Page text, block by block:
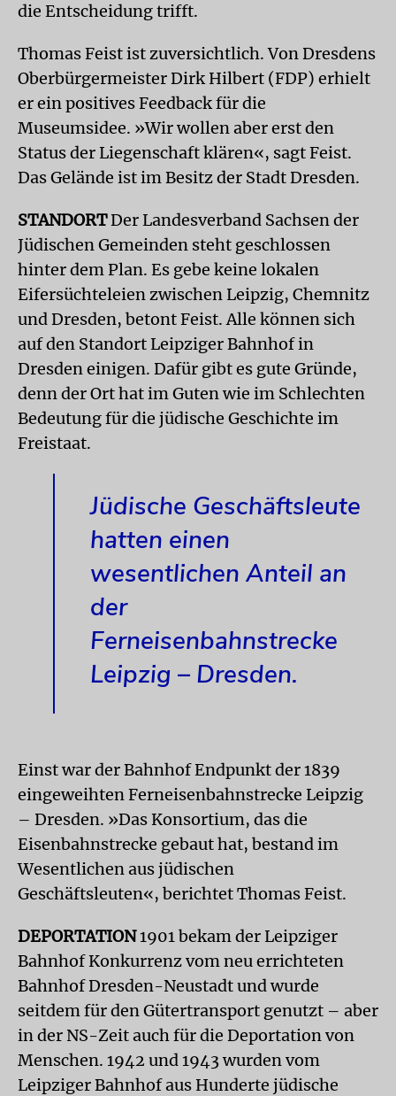
die Entscheidung trifft.
Thomas Feist ist zuversichtlich. Von Dresdens
Oberbürgermeister Dirk Hilbert (FDP) erhielt
er ein positives Feedback für die
Museumsidee. »Wir wollen aber erst den
Status der Liegenschaft klären«, sagt Feist.
Das Gelände ist im Besitz der Stadt Dresden.
STANDORTDer Landesverband Sachsen der
Jüdischen Gemeinden steht geschlossen
hinter dem Plan. Es gebe keine lokalen
Eifersüchteleien zwischen Leipzig, Chemnitz
und Dresden, betont Feist. Alle können sich
auf den Standort Leipziger Bahnhof in
Dresden einigen. Dafür gibt es gute Gründe,
denn der Ort hat im Guten wie im Schlechten
Bedeutung für die jüdische Geschichte im
Freistaat.
Jüdische Geschäftsleute
hatten einen
wesentlichen Anteil an
der
Ferneisenbahnstrecke
Leipzig – Dresden.
Einst war der Bahnhof Endpunkt der 1839
eingeweihten Ferneisenbahnstrecke Leipzig
– Dresden. »Das Konsortium, das die
Eisenbahnstrecke gebaut hat, bestand im
Wesentlichen aus jüdischen
Geschäftsleuten«, berichtet Thomas Feist.
DEPORTATION1901 bekam der Leipziger
Bahnhof Konkurrenz vom neu errichteten
Bahnhof Dresden-Neustadt und wurde
seitdem für den Gütertransport genutzt – aber
in der NS-Zeit auch für die Deportation von
Menschen. 1942 und 1943 wurden vom
Leipziger Bahnhof aus Hunderte jüdische